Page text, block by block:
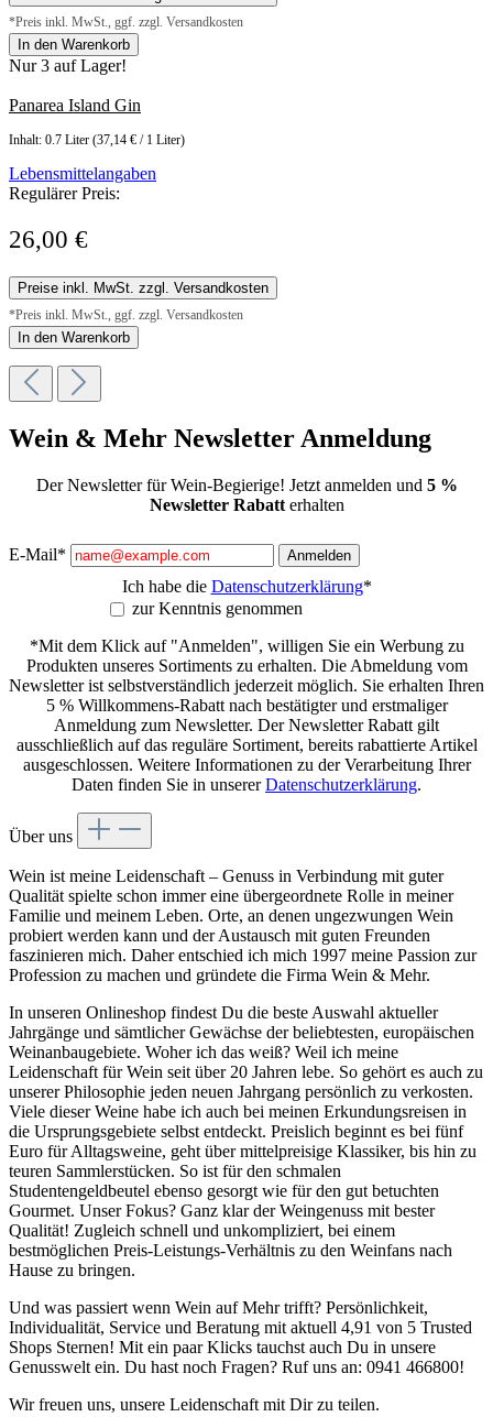
*Preis inkl. MwSt., ggf. zzgl. Versandkosten
In den Warenkorb
Nur 3 auf Lager!
Panarea Island Gin
Inhalt: 0.7 Liter (37,14 € / 1 Liter)
Lebensmittelangaben
Regulärer Preis:
26,00 €
Preise inkl. MwSt. zzgl. Versandkosten
*Preis inkl. MwSt., ggf. zzgl. Versandkosten
In den Warenkorb
Wein & Mehr Newsletter Anmeldung
Der Newsletter für Wein-Begierige! Jetzt anmelden und 5 %
Newsletter Rabatterhalten
E-Mail* Anmelden
Ich habe die Datenschutzerklärung*
zur Kenntnis genommen
*Mit dem Klick auf "Anmelden", willigen Sie ein Werbung zu
Produkten unseres Sortiments zu erhalten. Die Abmeldung vom
Newsletter ist selbstverständlich jederzeit möglich. Sie erhalten Ihren
5 % Willkommens-Rabatt nach bestätigter und erstmaliger
Anmeldung zum Newsletter. Der Newsletter Rabatt gilt
ausschließlich auf das reguläre Sortiment, bereits rabattierte Artikel
ausgeschlossen. Weitere Informationen zu der Verarbeitung Ihrer
Daten finden Sie in unsererDatenschutzerklärung.
Über uns
Wein ist meine Leidenschaft – Genuss in Verbindung mit guter
Qualität spielte schon immer eine übergeordnete Rolle in meiner
Familie und meinem Leben. Orte, an denen ungezwungen Wein
probiert werden kann und der Austausch mit guten Freunden
faszinieren mich. Daher entschied ich mich 1997 meine Passion zur
Profession zu machen und gründete die Firma Wein & Mehr.
In unseren Onlineshop findest Du die beste Auswahl aktueller
Jahrgänge und sämtlicher Gewächse der beliebtesten, europäischen
Weinanbaugebiete. Woher ich das weiß? Weil ich meine
Leidenschaft für Wein seit über 20 Jahren lebe. So gehört es auch zu
unserer Philosophie jeden neuen Jahrgang persönlich zu verkosten.
Viele dieser Weine habe ich auch bei meinen Erkundungsreisen in
die Ursprungsgebiete selbst entdeckt. Preislich beginnt es bei fünf
Euro für Alltagsweine, geht über mittelpreisige Klassiker, bis hin zu
teuren Sammlerstücken. So ist für den schmalen
Studentengeldbeutel ebenso gesorgt wie für den gut betuchten
Gourmet. Unser Fokus? Ganz klar der Weingenuss mit bester
Qualität! Zugleich schnell und unkompliziert, bei einem
bestmöglichen Preis-Leistungs-Verhältnis zu den Weinfans nach
Hause zu bringen.
Und was passiert wenn Wein auf Mehr trifft? Persönlichkeit,
Individualität, Service und Beratung mit aktuell 4,91 von 5 Trusted
Shops Sternen! Mit ein paar Klicks tauchst auch Du in unsere
Genusswelt ein. Du hast noch Fragen? Ruf uns an: 0941 466800!
Wir freuen uns, unsere Leidenschaft mit Dir zu teilen.